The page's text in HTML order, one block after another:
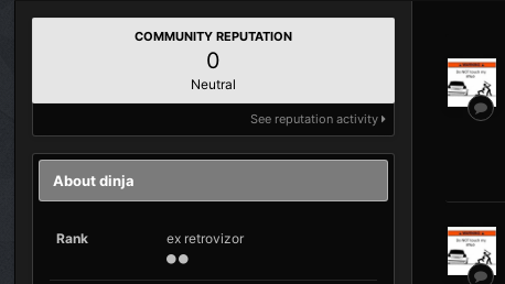
COMMUNITY REPUTATION
0
Neutral
See reputation activity
About dinja
Rank ex retrovizor